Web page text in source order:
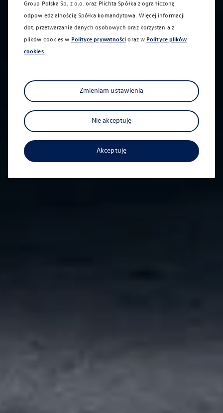
Group Polska Sp. z o.o. oraz Plichta Spółka z ograniczoną
odpowiedzialnością Spółka komandytowa. Więcej informacji
dot. przetwarzania danych osobowych oraz korzystania z
plików cookies w Polityce prywatności oraz w Polityce plików
cookies .
Zmieniam ustawienia
Nie akceptuję
Akceptuję